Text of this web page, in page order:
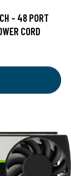
- 48 PORT
CORD